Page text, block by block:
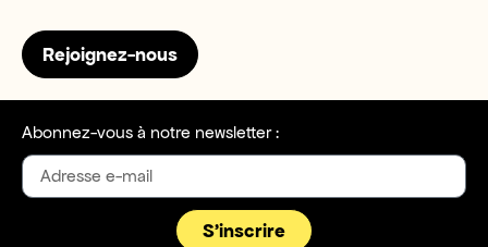
Rejoignez-nous
Abonnez-vous à notre newsletter :
S'inscrire